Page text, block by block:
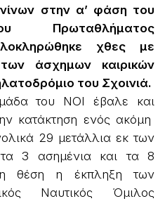
στην α’ φάση του
Πρωταθλήματος
χθες με
άσχημων καιρικών
του Σχοινιά.
του ΝΟΙ έβαλε και
κατάκτηση ενός ακόμη
29 μετάλλια εκ των
3 ασημένια και τα 8
θέση η έκπληξη των
Ναυτικός Όμιλος